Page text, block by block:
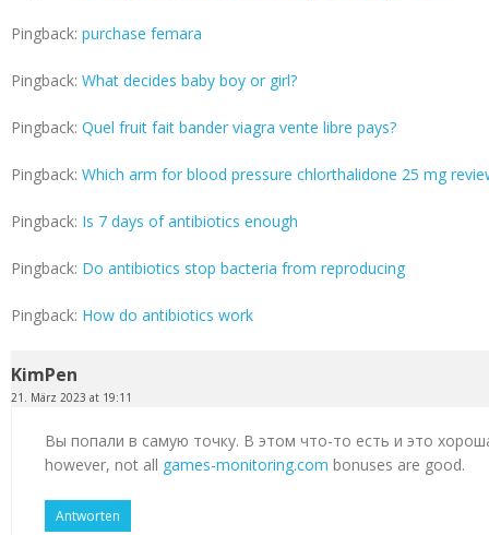
Pingback: purchase femara
Pingback: What decides baby boy or girl?
Pingback: Quel fruit fait bander viagra vente libre pays?
Pingback: Which arm for blood pressure chlorthalidone 25 mg
Pingback: Is 7 days of antibiotics enough
Pingback: Do antibiotics stop bacteria from reproducing
Pingback: How do antibiotics work
KimPen
21. März 2023 at 19:11
Вы попали в самую точку. В этом что-то есть и это
however, not all games-monitoring.com bonuses are good.
Antworten